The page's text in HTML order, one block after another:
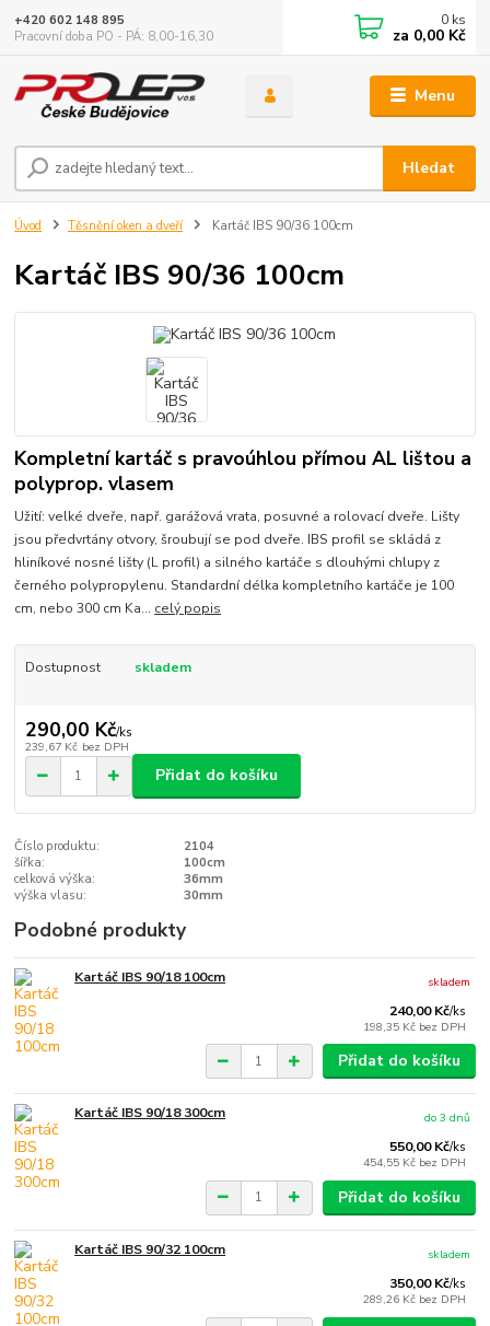
Menu
Hledat
+420 602 148 895
Pracovní doba PO - PÁ: 8,00-16,30
0 ks
za 0,00 Kč
Úvod Těsnění oken a dveří Kartáč IBS 90/36 100cm
Kartáč IBS 90/36 100cm
Kompletní kartáč s pravoúhlou přímou AL lištou a
polyprop. vlasem
Užití: velké dveře, např. garážová vrata, posuvné a rolovací dveře. Lišty
jsou předvrtány otvory, šroubují se pod dveře. IBS profil se skládá z
hliníkové nosné lišty (L profil) a silného kartáče s dlouhými chlupy z
černého polypropylenu. Standardní délka kompletního kartáče je 100
cm, nebo 300 cm Ka... celý popis
Dostupnost skladem
290,00 Kč/ks
239,67 Kč bez DPH
Přidat do košíku
Číslo produktu:
2104
šířka:
100cm
celková výška:
36mm
výška vlasu:
30mm
Podobné produkty
Kartáč IBS 90/18 100cm
240,00 Kč/ks
198,35 Kč bez DPH
skladem
Přidat do košíku
Kartáč IBS 90/18 300cm
550,00 Kč/ks
454,55 Kč bez DPH
do 3 dnů
Přidat do košíku
Kartáč IBS 90/32 100cm
350,00 Kč/ks
289,26 Kč bez DPH
skladem